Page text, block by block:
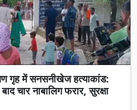
गृह में सनसनीखेज हत्याकांड:
चार नाबालिग फरार, सुरक्षा